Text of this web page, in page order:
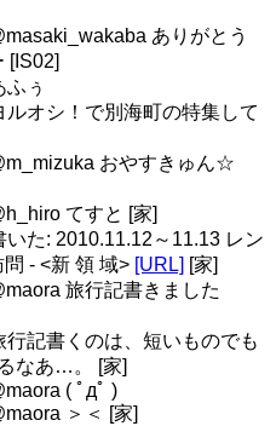
ありがとう
[IS02]
ふぅ
ルオシ！で別海町の特集して
おやすきゅん☆
てすと [家]
いた: 2010.11.12～11.13 レン
- <新 領 域> [URL] [家]
旅行記書きました
行記書くのは、短いものでも
なあ…。 [家]
( ﾟдﾟ )
＞＜ [家]